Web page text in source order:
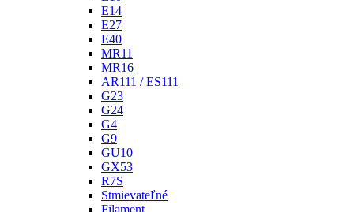
E14
E27
E40
MR11
MR16
AR111 / ES111
G23
G24
G4
G9
GU10
GX53
R7S
Stmievateľné
Filament